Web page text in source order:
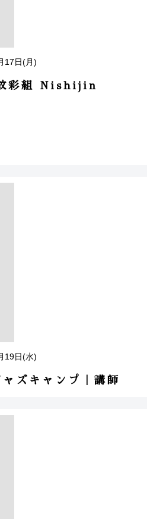
17日(月)
彩組 Nishijin
19日(水)
ズキャンプ｜講師